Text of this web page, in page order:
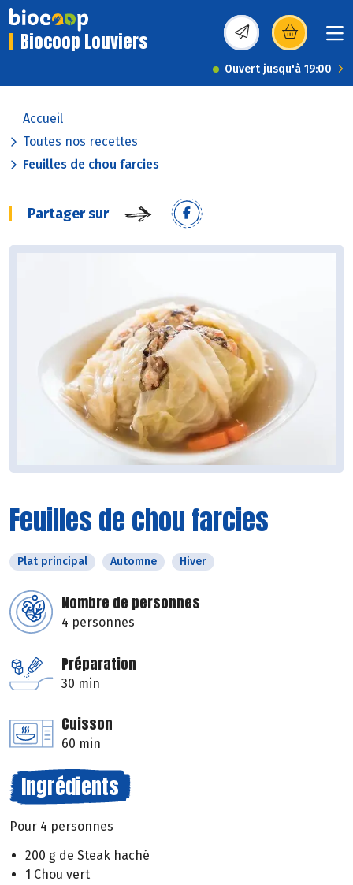
Biocoop Louviers (s’ouvre dans une
Ouvert jusqu'à 19:00
Accueil
Toutes nos recettes
Feuilles de chou farcies
Partager sur
Feuilles de chou farcies
Plat principal Automne Hiver
Nombre de personnes
4 personnes
Préparation
30 min
Cuisson
60 min
Ingrédients
Pour 4 personnes
200 g de Steak haché
1 Chou vert